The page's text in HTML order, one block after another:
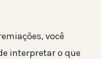
você
interpretar o que